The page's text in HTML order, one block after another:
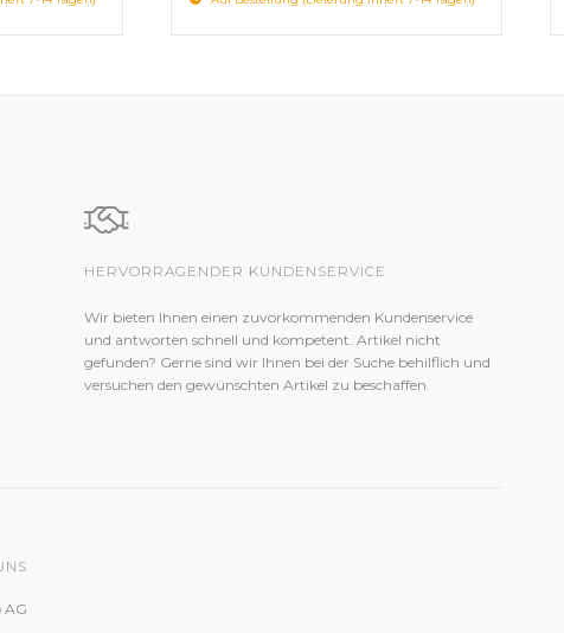
HERVORRAGENDER KUNDENSERVICE
Wir bieten Ihnen einen zuvorkommenden Kundenservice
und antworten schnell und kompetent. Artikel nicht
gefunden? Gerne sind wir Ihnen bei der Suche behilflich und
versuchen den gewünschten Artikel zu beschaffen.
AG